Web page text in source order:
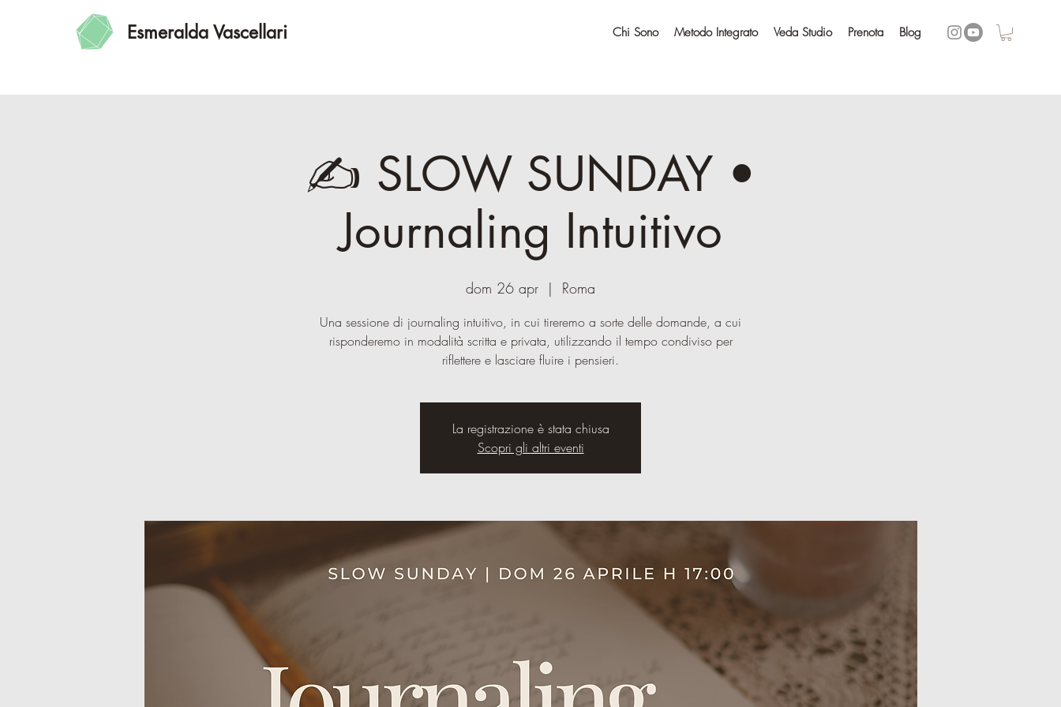
Esmeralda Vascellari Chi Sono Metodo Integrato Veda Studio Prenota Blog
✍️ SLOW SUNDAY •
Journaling Intuitivo
dom 26 apr
  |
Roma
Una sessione di journaling intuitivo, in cui tireremo a sorte delle domande, a cui
risponderemo in modalità scritta e privata, utilizzando il tempo condiviso per
riflettere e lasciare fluire i pensieri.
La registrazione è stata chiusa
Scopri gli altri eventi